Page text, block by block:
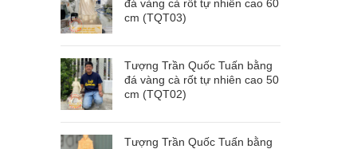
đá vàng cà rốt tự nhiên cao 60
cm (TQT03)
Tượng Trần Quốc Tuấn bằng
đá vàng cà rốt tự nhiên cao 50
cm (TQT02)
Tượng Trần Quốc Tuấn bằng